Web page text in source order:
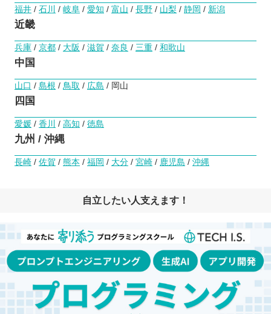
福井 / 石川 / 岐阜 / 愛知 / 富山 / 長野 / 山梨 / 静岡 / 新潟
近畿
兵庫 / 京都 / 大阪 / 滋賀 / 奈良 / 三重 / 和歌山
中国
山口 / 島根 / 鳥取 / 広島 / 岡山
四国
愛媛 / 香川 / 高知 / 徳島
九州 / 沖縄
長崎 / 佐賀 / 熊本 / 福岡 / 大分 / 宮崎 / 鹿児島 / 沖縄
自立したい人支えます！